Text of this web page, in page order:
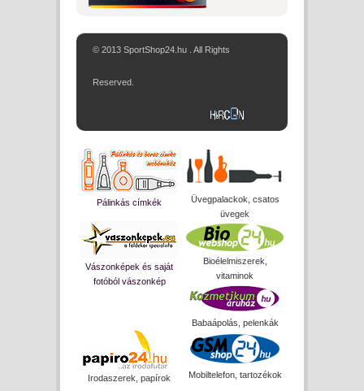
© 2013 SportShop24.hu . All Rights
Reserved.
Pálinkás címkék
Üvegpalackok, csatos
üvegek
Vászonképek és saját
fotóból vászonkép
Bioélelmiszerek,
vitaminok
Babaápolás, pelenkák
Irodaszerek, papírok Mobiltelefon, tartozékok